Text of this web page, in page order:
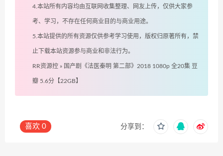
4.本站所有内容均由互联网收集整理、网友上传，仅供大家参
考、学习，不存在任何商业目的与商业用途。
5.本站提供的所有资源仅供参考学习使用，版权归原著所有，禁
止下载本站资源参与商业和非法行为。
RR资源控 » 国产剧《法医秦明 第二部》2018 1080p 全20集 豆
瓣 5.6分【22GB】
喜欢 0 分享到：